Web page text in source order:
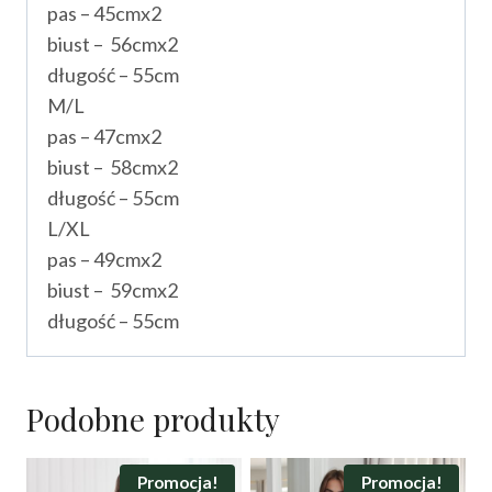
pas – 45cmx2
biust – 56cmx2
długość – 55cm
M/L
pas – 47cmx2
biust – 58cmx2
długość – 55cm
L/XL
pas – 49cmx2
biust – 59cmx2
długość – 55cm
Podobne produkty
Promocja! Promocja!